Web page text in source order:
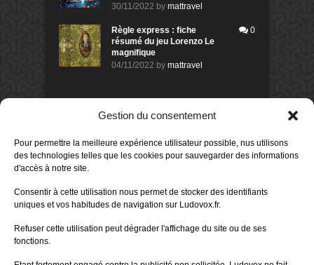
Gestion du consentement
Pour permettre la meilleure expérience utilisateur possible, nus utilisons
des technologies telles que les cookies pour sauvegarder des informations
d'accès à notre site.
Consentir à cette utilisation nous permet de stocker des identifiants
uniques et vos habitudes de navigation sur Ludovox.fr.
Refuser cette utilisation peut dégrader l'affichage du site ou de ses
fonctions.
30/11/2022 by mattravel
Règle express : fiche
résumé du jeu Lorenzo Le
magnifique
04/11/2022 by mattravel
0
DERNIERS AVIS DES MEMBRES
Avis de morlockbob
Sur le jeu Collect!
il y a 6 heures
Avis demorlockbob
Sur le jeu Detective Box - Ciao
Publié leil y a 1 jour
80%